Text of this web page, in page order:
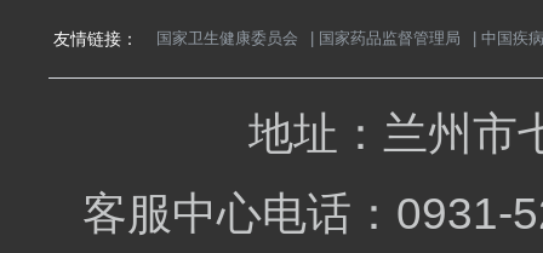
闫霞
友情链接： 国家卫生健康委员会 国家药品监督管理局 中国疾
地址：兰州市
客服中心电话：0931-